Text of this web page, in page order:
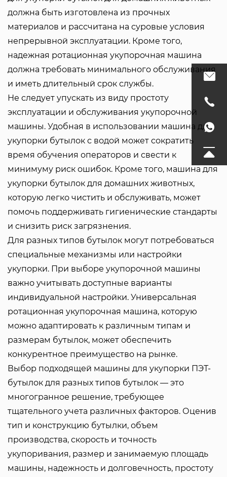
должна быть изготовлена ​​из прочных
материалов и рассчитана на суровые условия
непрерывной эксплуатации. Кроме того,
надежная ротационная укупорочная машина
должна требовать минимального обслуживания
и иметь длительный срок службы.
Не следует упускать из виду простоту
эксплуатации и обслуживания укупорочной
машины. Удобная в использовании машина для
укупорки бутылок с водой может сократить
время обучения операторов и свести к
минимуму риск ошибок. Кроме того, машина для
укупорки бутылок для домашних животных,
которую легко чистить и обслуживать, может
помочь поддерживать гигиенические стандарты
и снизить риск загрязнения.
Для разных типов бутылок могут потребоваться
специальные механизмы или настройки
укупорки. При выборе укупорочной машины
важно учитывать доступные варианты
индивидуальной настройки. Универсальная
ротационная укупорочная машина, которую
можно адаптировать к различным типам и
размерам бутылок, может обеспечить
конкурентное преимущество на рынке.
Выбор подходящей машины для укупорки ПЭТ-
бутылок для разных типов бутылок — это
многогранное решение, требующее
тщательного учета различных факторов. Оценив
тип и конструкцию бутылки, объем
производства, скорость и точность
укупоривания, размер и занимаемую площадь
машины, надежность и долговечность, простоту